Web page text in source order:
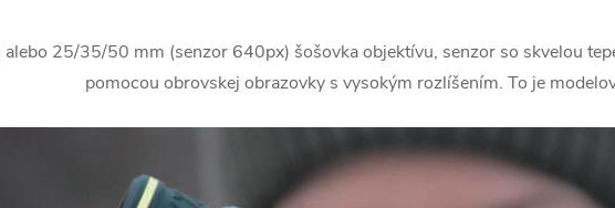
25/35/50 mm (senzor 640px) šošovka objektívu, senzor so skvelou
pomocou obrovskej obrazovky s vysokým rozlíšením. To je